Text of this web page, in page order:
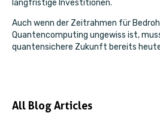
langfristige Investitionen.
Auch wenn der Zeitrahmen für
Quantencomputing ungewiss ist,
quantensichere Zukunft bereits
All Blog Articles